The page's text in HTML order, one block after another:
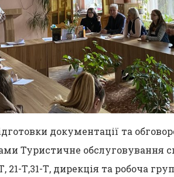
документації та
Туристичне обслуговування
21-Т,31-Т, дирекція та робоча